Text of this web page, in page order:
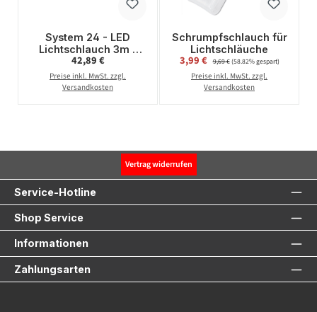
System 24 - LED
Lichtschlauch 3m -
koppelbar -
Erweiterung - 180
warmweiße LED -
Regulärer Preis:
42,89 €
Preise inkl. MwSt. zzgl.
Versandkosten
Schrumpfschlauch für
Lichtschläuche
Verkaufspreis:
3,99 € Regulärer Preis:
9,69 €(58.82% gespart)
Preise inkl. MwSt. zzgl.
Versandkosten
Vertrag widerrufen
Service-Hotline
Shop Service
Informationen
Zahlungsarten